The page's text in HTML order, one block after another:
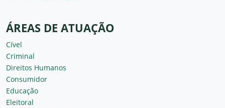
ÁREAS DE ATUAÇÃO
Cível
Criminal
Direitos Humanos
Consumidor
Educação
Eleitoral